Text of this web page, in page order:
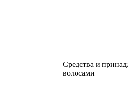
Средства и
волосами